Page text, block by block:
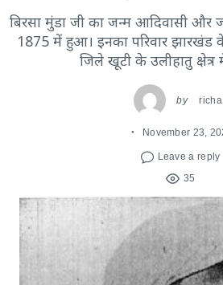
बिरसा मुंडा जी का जन्म आदिवासी और
1875 में हुआ। इनका परिवार
जिले खूटी के उलीहातु क्षेत्र
by richa
November 23,
Leave a reply
35